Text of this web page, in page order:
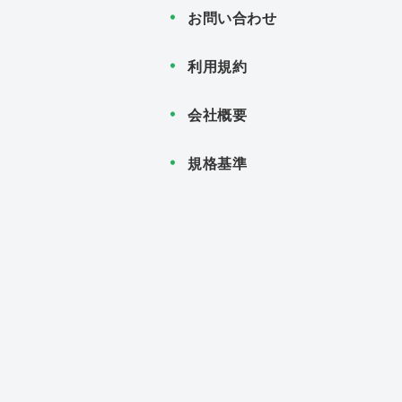
お問い合わせ
利用規約
会社概要
規格基準